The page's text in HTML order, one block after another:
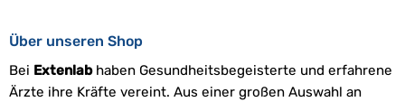
Über unseren Shop
Bei Extenlabhaben Gesundheitsbegeisterte und erfahrene
Ärzte ihre Kräfte vereint. Aus einer großen Auswahl an